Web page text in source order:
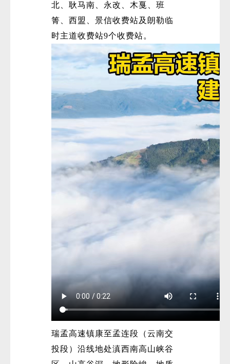
北、耿马南、永改、木戛、班
箐、西盟、景信收费站及朗勒临
时主道收费站9个收费站。
瑞孟高速镇康至孟连段（云南交
投段）沿线地处滇西南高山峡谷